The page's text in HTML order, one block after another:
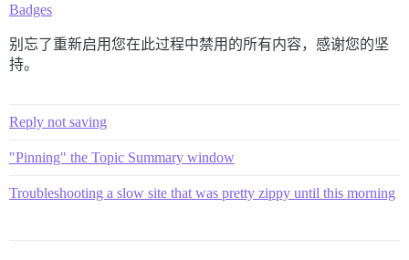
Badges
别忘了重新启用您在此过程中禁用的所有内容，感谢您的坚
持。
Reply not saving
"Pinning" the Topic Summary window
Troubleshooting a slow site that was pretty zippy until this morning